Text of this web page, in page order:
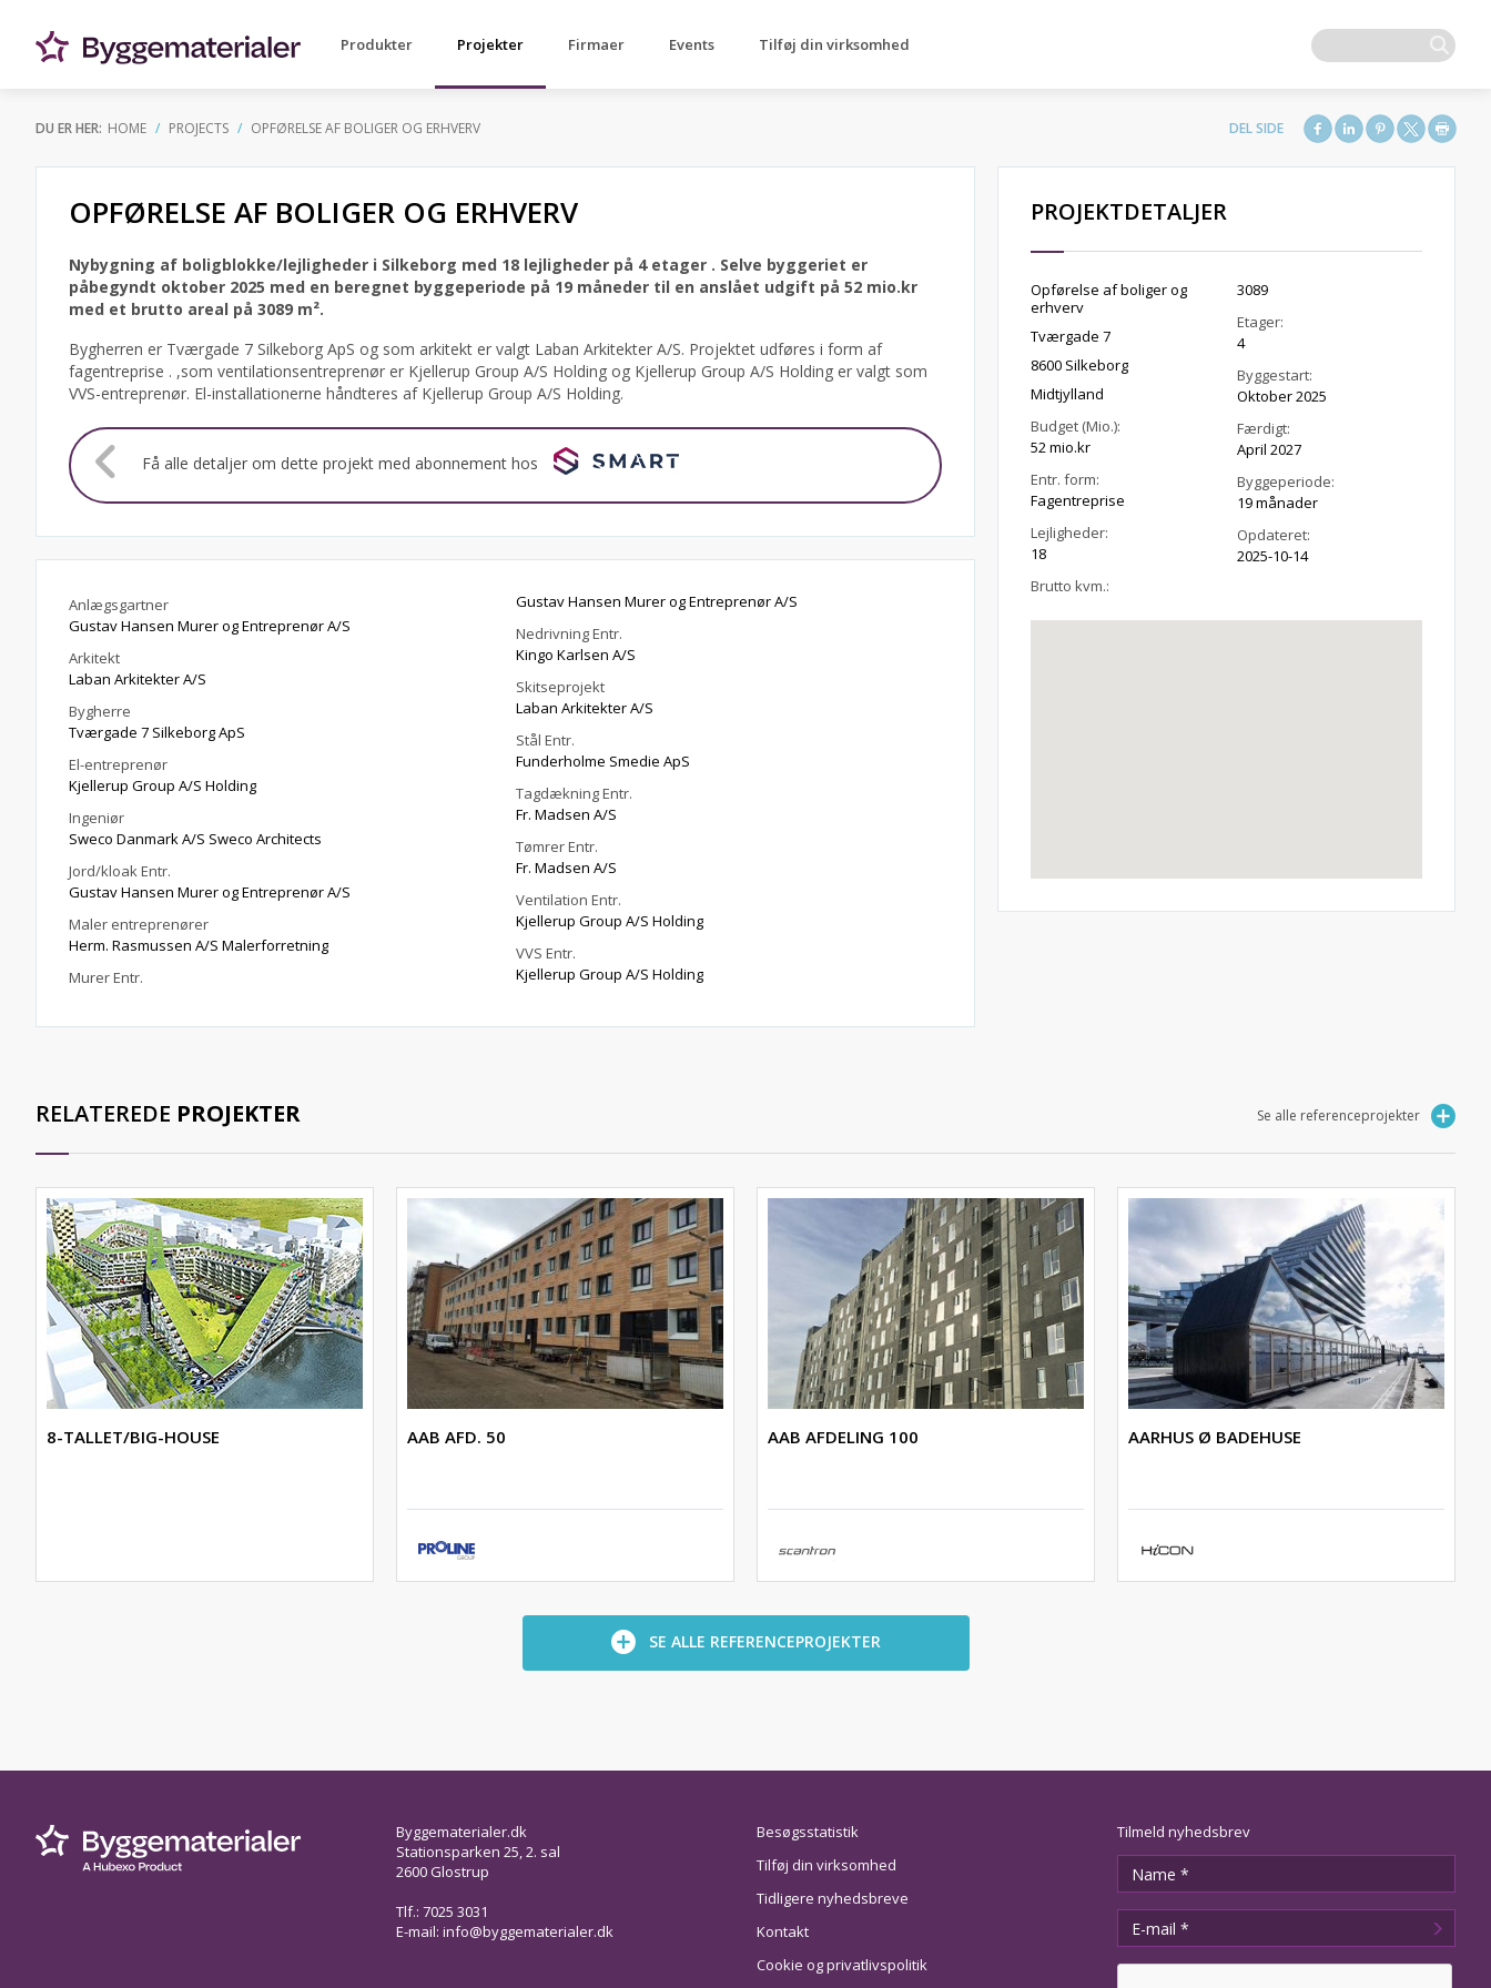
Produkter Projekter Firmaer Events Tilføj din virksomhed
DU ER HER: HOME PROJECTS OPFØRELSE AF BOLIGER OG ERHVERV
OPFØRELSE AF BOLIGER OG ERHVERV
Nybygning af boligblokke/lejligheder i Silkeborg med 18 lejligheder på 4 etager . Selve byggeriet er
påbegyndt oktober 2025 med en beregnet byggeperiode på 19 måneder til en anslået udgift på 52 mio.kr
med et brutto areal på 3089 m².
Bygherren er Tværgade 7 Silkeborg ApS og som arkitekt er valgt Laban Arkitekter A/S. Projektet udføres i form af
fagentreprise . ,som ventilationsentreprenør er Kjellerup Group A/S Holding og Kjellerup Group A/S Holding er valgt som
VVS-entreprenør. El-installationerne håndteres af Kjellerup Group A/S Holding.
Få alle detaljer om dette projekt med abonnement hos
Anlægsgartner
Gustav Hansen Murer og Entreprenør A/S
Arkitekt
Laban Arkitekter A/S
Bygherre
Tværgade 7 Silkeborg ApS
El-entreprenør
Kjellerup Group A/S Holding
Ingeniør
Sweco Danmark A/S Sweco Architects
Jord/kloak Entr.
Gustav Hansen Murer og Entreprenør A/S
Maler entreprenører
Herm. Rasmussen A/S Malerforretning
Murer Entr.
Gustav Hansen Murer og Entreprenør A/S
Nedrivning Entr.
Kingo Karlsen A/S
Skitseprojekt
Laban Arkitekter A/S
Stål Entr.
Funderholme Smedie ApS
Tagdækning Entr.
Fr. Madsen A/S
Tømrer Entr.
Fr. Madsen A/S
Ventilation Entr.
Kjellerup Group A/S Holding
VVS Entr.
Kjellerup Group A/S Holding
PROJEKTDETALJER
Opførelse af boliger og
erhverv
Tværgade 7
8600 Silkeborg
Midtjylland
Budget (Mio.):
52 mio.kr
Entr. form:
Fagentreprise
Lejligheder:
18
Brutto kvm.:
3089
Etager:
4
Byggestart:
Oktober 2025
Færdigt:
April 2027
Byggeperiode:
19 månader
Opdateret:
2025-10-14
Se alle referenceprojekter
RELATEREDE PROJEKTER
8-TALLET/BIG-HOUSE AAB AFD. 50 AAB AFDELING 100 AARHUS Ø BADEHUSE
SE ALLE REFERENCEPROJEKTER
Byggematerialer.dk
Stationsparken 25, 2. sal
2600 Glostrup
Tlf.: 7025 3031
E-mail: info@byggematerialer.dk
Besøgsstatistik
Tilføj din virksomhed
Tidligere nyhedsbreve
Kontakt
Cookie og privatlivspolitik
Tilmeld nyhedsbrev